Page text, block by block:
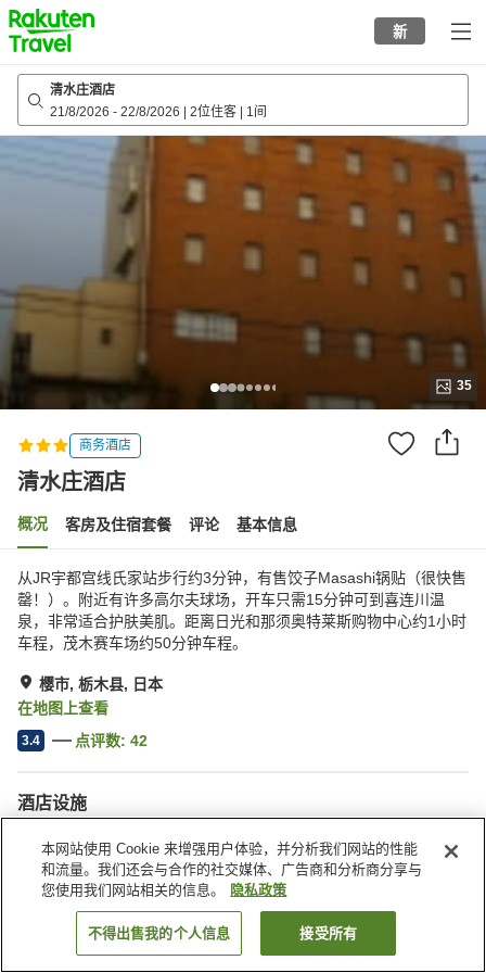
to
top
page
新
清水庄酒店
21/8/2026 - 22/8/2026 2位住客 1间
35
商务酒店
清水庄酒店
概况 客房及住宿套餐 评论 基本信息
从JR宇都宫线氏家站步行约3分钟，有售饺子Masashi锅贴（很快售
罄！）。附近有许多高尔夫球场，开车只需15分钟可到喜连川温
泉，非常适合护肤美肌。距离日光和那须奥特莱斯购物中心约1小时
车程，茂木赛车场约50分钟车程。
樱市, 栃木县, 日本
在地图上查看
3.4 点评数: 42
酒店设施
自动售货机
多功能室
日本 栃木县 樱市 清水庄酒店
搜索客房
本网站使用 Cookie 来增强用户体验，并分析我们网站的性能
和流量。我们还会与合作的社交媒体、广告商和分析商分享与
您使用我们网站相关的信息。
隐私政策
不得出售我的个人信息 接受所有